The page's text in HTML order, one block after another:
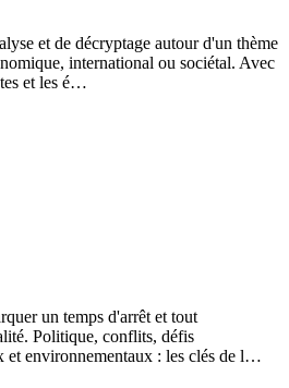
et de décryptage autour d'un thème
international ou sociétal. Avec
et les é…
un temps d'arrêt et tout
Politique, conflits, défis
et environnementaux : les clés de l…